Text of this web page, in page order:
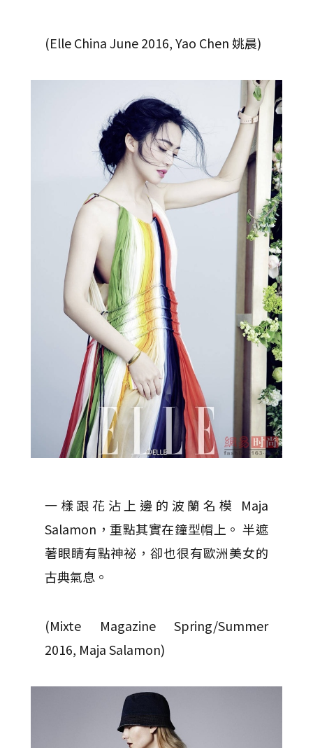
(Elle China June 2016, Yao Chen 姚晨)
一樣跟花沾上邊的波蘭名模 Maja
Salamon，重點其實在鐘型帽上。 半遮
著眼睛有點神祕，卻也很有歐洲美女的
古典氣息。
(Mixte Magazine Spring/Summer
2016, Maja Salamon)